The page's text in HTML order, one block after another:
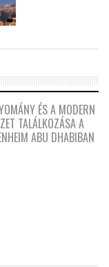
ÉS A MODERN
TALÁLKOZÁSA A
ABU DHABIBAN